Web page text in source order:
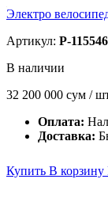
Электро
Артикул: P-
В наличии
32 200 000 сум /
Оплата:
Доставка:
Купить В корзину